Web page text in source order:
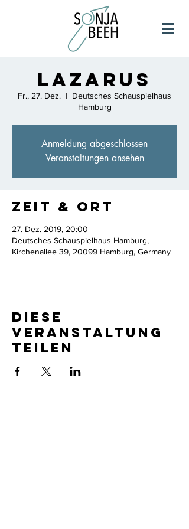
Lazarus
Fr., 27. Dez.
  |
Deutsches Schauspielhaus
Hamburg
Anmeldung abgeschlossen
Veranstaltungen ansehen
Zeit & Ort
27. Dez. 2019, 20:00
Deutsches Schauspielhaus Hamburg,
Kirchenallee 39, 20099 Hamburg, Germany
Diese
Veranstaltung
teilen